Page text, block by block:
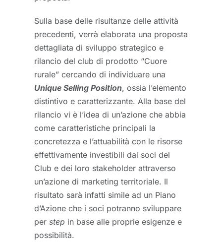
Sulla base delle risultanze delle attività
precedenti, verrà elaborata una proposta
dettagliata di sviluppo strategico e
rilancio del club di prodotto “Cuore
rurale” cercando di individuare una
Unique Selling Position, ossia l’elemento
distintivo e caratterizzante. Alla base del
rilancio vi è l’idea di un’azione che abbia
come caratteristiche principali la
concretezza e l’attuabilità con le risorse
effettivamente investibili dai soci del
Club e dei loro stakeholder attraverso
un’azione di marketing territoriale. Il
risultato sarà infatti simile ad un Piano
d’Azione che i soci potranno sviluppare
per step in base alle proprie esigenze e
possibilità.